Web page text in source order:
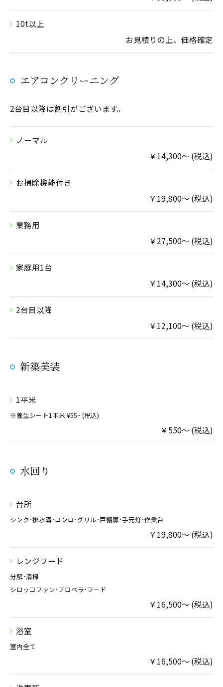
10t以上
お見積りの上、価格確定
エアコンクリーニング
2台目以降は割引がございます。
ノーマル
￥14,300～ (税込)
お掃除機能付き
￥19,800～ (税込)
業務用
￥27,500～ (税込)
家庭用1台
￥14,300～ (税込)
2台目以降
￥12,100～ (税込)
新築美装
1平米
※養生シート1平米 ¥55~ (税込)
￥550～ (税込)
水回り
台所
シンク･排水溝･コンロ･グリル･戸棚扉･手元灯･作業台
￥19,800～ (税込)
レンジフード
分解･清掃
シロッコファン･プロペラ･フード
￥16,500～ (税込)
浴室
室内全て
￥16,500～ (税込)